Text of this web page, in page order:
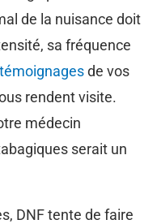
de la nuisance doit
sa fréquence
témoignagesde vos
rendent visite.
médecin
serait un
DNF tente de faire